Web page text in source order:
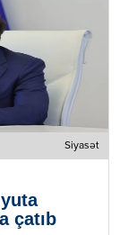
Siyasət
çatıb